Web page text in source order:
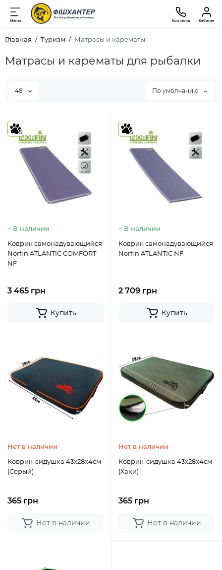
Меню Контакты Кабинет
Главная Туризм Матрасы и карематы
Матрасы и карематы для рыбалки
48 По умолчанию
5
В наличии
Коврик самонадувающийся
Norfin ATLANTIC COMFORT
NF
3 465 грн
Купить
5
В наличии
Коврик самонадувающийся
Norfin ATLANTIC NF
2 709 грн
Купить
Нет в наличии
Коврик-сидушка 43х28х4см
(Серый)
365 грн
Нет в наличии
Нет в наличии
Коврик-сидушка 43х28х4см
(Хаки)
365 грн
Нет в наличии